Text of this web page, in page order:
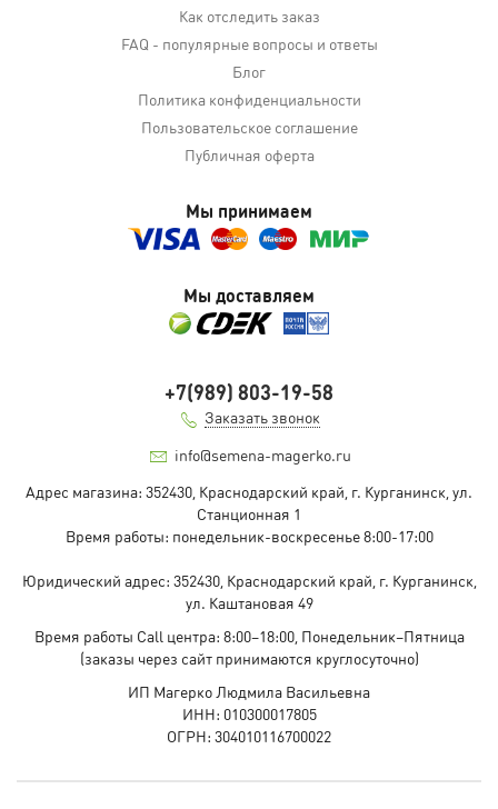
Как отследить заказ
FAQ - популярные вопросы и ответы
Блог
Политика конфиденциальности
Пользовательское соглашение
Публичная оферта
Мы принимаем
Мы доставляем
+7(989) 803-19-58
Заказать звонок
info@semena-magerko.ru
Адрес магазина: 352430, Краснодарский край, г. Курганинск, ул.
Станционная 1
Время работы: понедельник-воскресенье 8:00-17:00
Юридический адрес: 352430, Краснодарский край, г. Курганинск,
ул. Каштановая 49
Время работы Call центра: 8:00–18:00, Понедельник–Пятница
(заказы через сайт принимаются круглосуточно)
ИП Магерко Людмила Васильевна
ИНН: 010300017805
ОГРН: 304010116700022